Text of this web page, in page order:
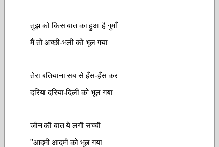
तुझ को किस बात का हुआ है गुमाँ
मैं तो अच्छी-भली को भूल गया
तेराबतियाना सब से हँस-हँस कर
दरिया दरिया-दिली को भूल गया
जौन की बात ये लगी सच्ची
"आदमी आदमी को भूल गया